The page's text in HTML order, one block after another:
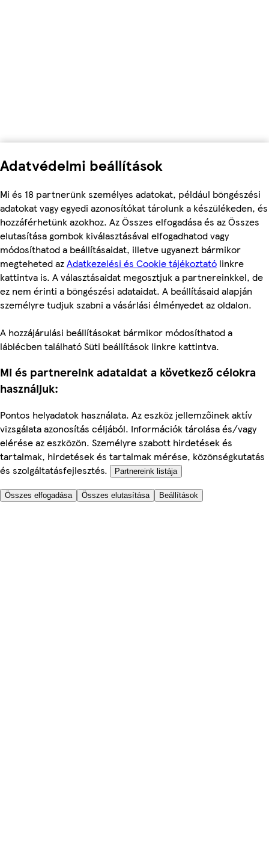
Adatvédelmi beállítások
Mi és 18 partnerünk személyes adatokat, például böngészési
adatokat vagy egyedi azonosítókat tárolunk a készülékeden, és
hozzáférhetünk azokhoz. Az Összes elfogadása és az Összes
elutasítása gombok kiválasztásával elfogadhatod vagy
módosíthatod a beállításaidat, illetve ugyanezt bármikor
megteheted azAdatkezelési és Cookie tájékoztató linkre
kattintva is. A választásaidat megosztjuk a partnereinkkel, de
ez nem érinti a böngészési adataidat. A beállításaid alapján
személyre tudjuk szabni a vásárlási élményedet az oldalon.
A hozzájárulási beállításokat bármikor módosíthatod a
láblécben található Süti beállítások linkre kattintva.
Mi és partnereink adataidat a következő célokra
használjuk:
Pontos helyadatok használata. Az eszköz jellemzőinek aktív
vizsgálata azonosítás céljából. Információk tárolása és/vagy
elérése az eszközön. Személyre szabott hirdetések és
tartalmak, hirdetések és tartalmak mérése, közönségkutatás
és szolgáltatásfejlesztés.
Partnereink listája
Összes elfogadása Összes elutasítása Beállítások